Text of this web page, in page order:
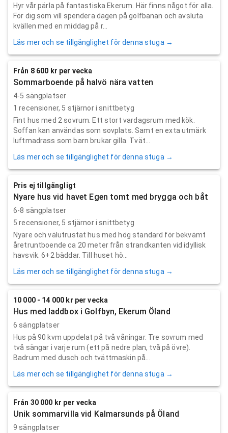
Hyr vår pärla på fantastiska Ekerum. Här finns något för alla.
För dig som vill spendera dagen på golfbanan och avsluta
kvällen med en middag på r...
Läs mer och se tillgänglighet för denna stuga →
Från 8 600 kr per vecka
Sommarboende på halvö nära vatten
4-5 sängplatser
1 recensioner, 5 stjärnor i snittbetyg
Fint hus med 2 sovrum. Ett stort vardagsrum med kök.
Soffan kan användas som sovplats. Samt en exta utmärk
luftmadrass som barn brukar gilla. Tvät...
Läs mer och se tillgänglighet för denna stuga →
Pris ej tillgängligt
Nyare hus vid havet Egen tomt med brygga och båt
6-8 sängplatser
5 recensioner, 5 stjärnor i snittbetyg
Nyare och välutrustat hus med hög standard för bekvämt
åretruntboende ca 20 meter från strandkanten vid idyllisk
havsvik. 6+2 bäddar. Till huset hö...
Läs mer och se tillgänglighet för denna stuga →
10 000 - 14 000 kr per vecka
Hus med laddbox i Golfbyn, Ekerum Öland
6 sängplatser
Hus på 90 kvm uppdelat på två våningar. Tre sovrum med
två sängar i varje rum (ett på nedre plan, två på övre).
Badrum med dusch och tvättmaskin på...
Läs mer och se tillgänglighet för denna stuga →
Från 30 000 kr per vecka
Unik sommarvilla vid Kalmarsunds på Öland
9 sängplatser